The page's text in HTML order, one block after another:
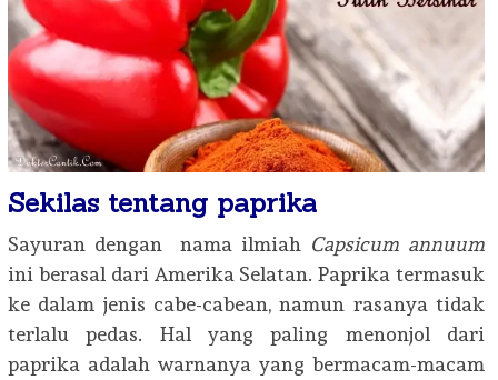
Sekilas tentang paprika
Sayuran dengan nama ilmiah Capsicum annuum
ini berasal dari Amerika Selatan. Paprika termasuk
ke dalam jenis cabe-cabean, namun rasanya tidak
terlalu pedas. Hal yang paling menonjol dari
paprika adalah warnanya yang bermacam-macam